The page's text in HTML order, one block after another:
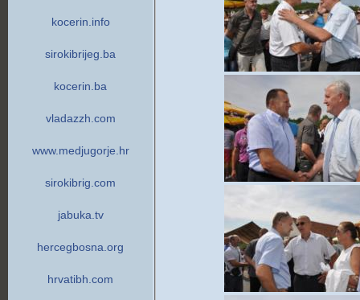
kocerin.info
sirokibrijeg.ba
kocerin.ba
vladazzh.com
www.medjugorje.hr
sirokibrig.com
jabuka.tv
hercegbosna.org
hrvatibh.com